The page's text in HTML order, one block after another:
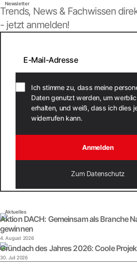
Newsletter
Trends, News & Fachwissen
- jetzt anmelden!
Ich stimme zu, dass meine
Daten genutzt werden, um
erhalten, und weiß, dass ich dies
widerrufen kann.
Anmelden
Zum Datenschutz
Aktuelles
Aktion DACH: Gemeinsam als Branche
gewinnen
4. August 2026
Gründach des Jahres 2026: Coole
30. Juli 2026